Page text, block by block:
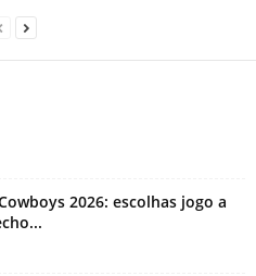
2026: escolhas jogo a